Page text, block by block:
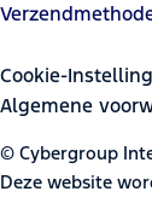
Cookie-
Algemene
© Cybergroup
Deze website